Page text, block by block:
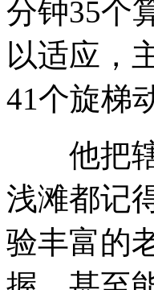
分钟35个
以适应，
41个旋梯
他把辖
浅滩都记
验丰富的